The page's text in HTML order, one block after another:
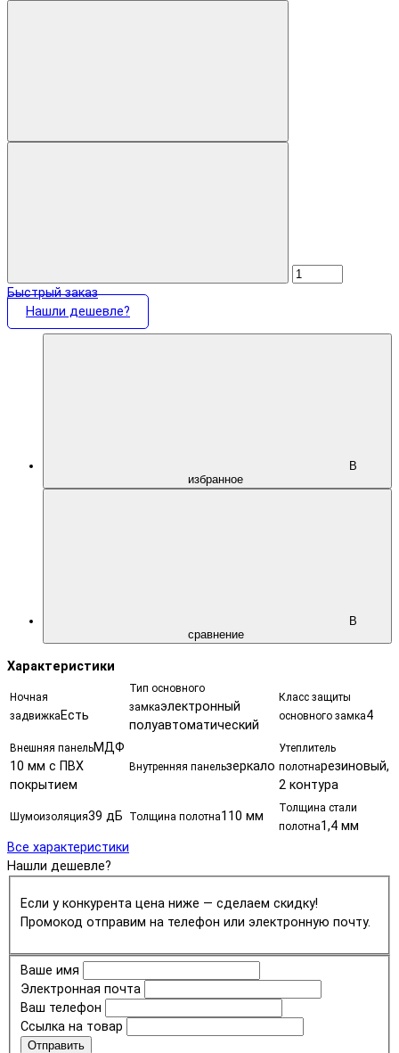
Быстрый заказ
Нашли дешевле?
В
избранное
В
сравнение
Характеристики
Ночная
задвижка Есть
Тип основного
замкаэлектронный
полуавтоматический
Класс защиты
основного замка4
Внешняя панельМДФ
10 мм с ПВХ
покрытием
Внутренняя панельзеркало
Утеплитель
полотнарезиновый,
2 контура
Шумоизоляция39 дБ Толщина полотна110 мм
Толщина стали
полотна1,4 мм
Все характеристики
Нашли дешевле?
Если у конкурента цена ниже — сделаем скидку!
Промокод отправим на телефон или электронную почту.
Ваше имя
Электронная почта
Ваш телефон
Ссылка на товар
Отправить